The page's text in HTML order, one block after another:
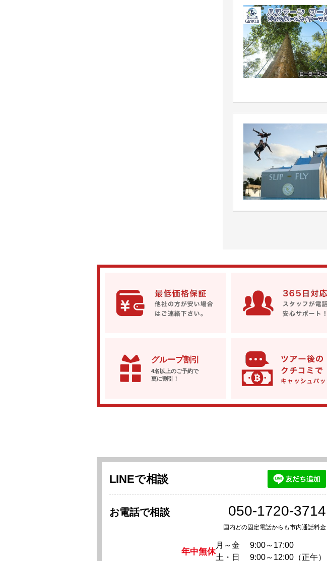
グループ割引
4名以上のご予約で
更に割引！
LINEで相談
お電話で相談 050-1720-3714
国内どの固定電話からも市内通話料金
年中無休
月～金
9:00～17:00
土・日
9:00～12:00（正午）